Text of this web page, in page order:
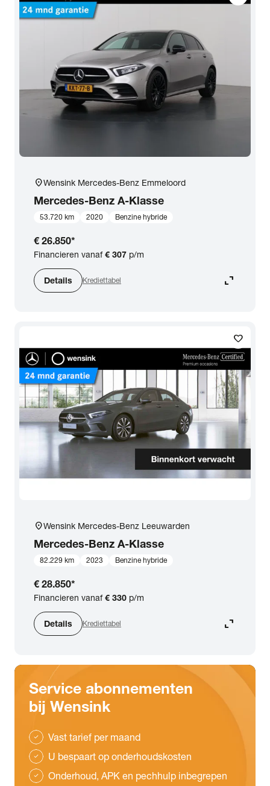
location_onWensink Mercedes-Benz Emmeloord
Mercedes-Benz A-Klasse
53.720 km 2020 Benzine hybride
€ 26.850*
Financieren vanaf€ 307 p/m
Details Krediettabel expand_content
favorite
location_onWensink Mercedes-Benz Leeuwarden
Mercedes-Benz A-Klasse
82.229 km 2023 Benzine hybride
€ 28.850*
Financieren vanaf€ 330 p/m
Details Krediettabel expand_content
Service abonnementen
bij Wensink
check Vast tarief per maand
check U bespaart op onderhoudskosten
check Onderhoud, APK en pechhulp inbegrepen